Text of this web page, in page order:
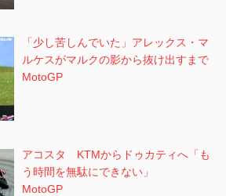
「少し苦しんでいた」アレックス・マ
ルケスがマルクの影から抜け出すまで
MotoGP
アコスタ KTMからドゥカティへ「も
う時間を無駄にできない」
MotoGP